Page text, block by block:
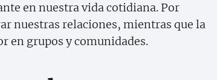
en nuestra vida cotidiana. Por
nuestras relaciones, mientras que la
en grupos y comunidades.